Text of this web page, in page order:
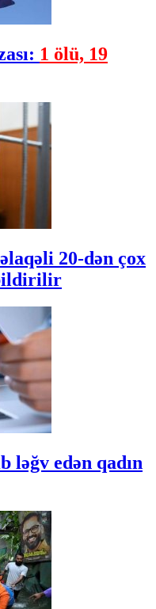
1 ölü, 19
20-dən çox
bildirilir
ləğv edən qadın